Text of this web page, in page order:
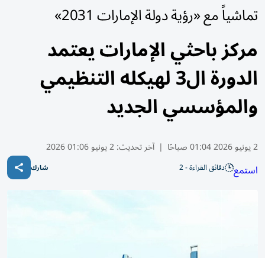
تماشياً مع «رؤية دولة الإمارات 2031»
مركز باحثي الإمارات يعتمد
الدورة ال3 لهيكله التنظيمي
والمؤسسي الجديد
2 يونيو 2026 01:04 صباحًا | آخر تحديث:2 يونيو 01:06 2026
استمع دقائق القراءة - 2 شارك